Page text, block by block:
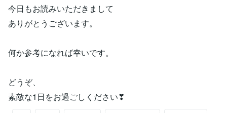
今日もお読みいただきまして
ありがとうございます。
何か参考になれば幸いです。
どうぞ、
素敵な1日をお過ごしください❣